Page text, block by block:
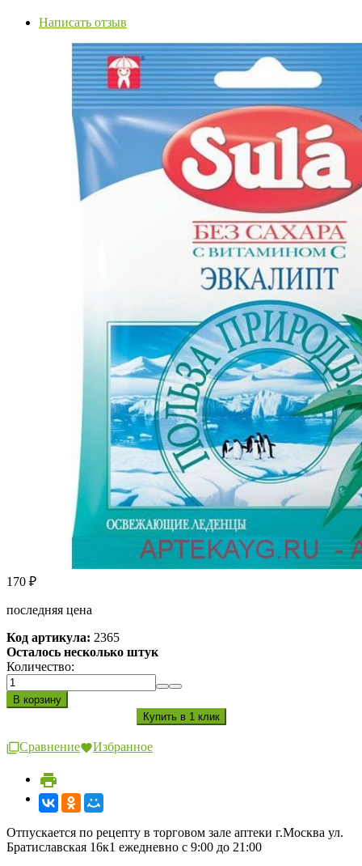
Написать отзыв
170 ₽
последняя цена
Код артикула: 2365
Осталось несколько штук
Количество:
Сравнение Избранное
Отпускается по рецепту в торговом зале аптеки г.Москва ул.
Братиславская 16к1 ежедневно с 9:00 до 21:00